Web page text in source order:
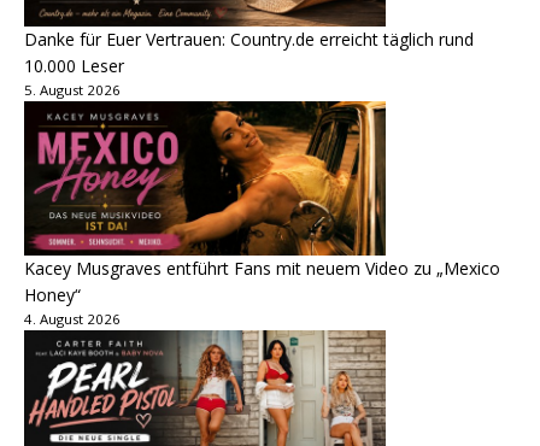
Danke für Euer Vertrauen: Country.de erreicht täglich rund
10.000 Leser
5. August 2026
Kacey Musgraves entführt Fans mit neuem Video zu „Mexico
Honey“
4. August 2026